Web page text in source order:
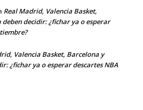
Real Madrid, Valencia Basket,
decidir: ¿fichar ya o esperar
Valencia Basket, Barcelona y
¿fichar ya o esperar descartes NBA